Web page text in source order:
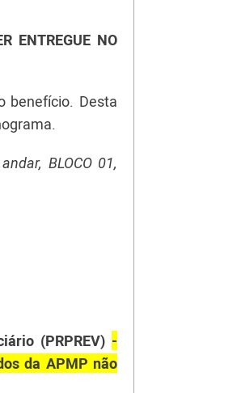
ENTREGUE NO
benefício. Desta
BLOCO 01,
(PRPREV) -
da APMP não